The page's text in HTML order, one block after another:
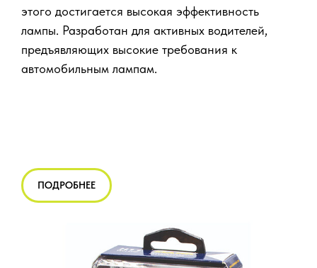
этого достигается высокая эффективность
лампы. Разработан для активных водителей,
предъявляющих высокие требования к
автомобильным лампам.
ПОДРОБНЕЕ